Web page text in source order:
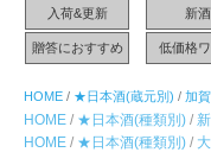
入荷&更新 新酒
贈答におすすめ 低価格
HOME / ★日本酒(蔵元別) / 加
HOME / ★日本酒(種類別) /
HOME / ★日本酒(種類別) /